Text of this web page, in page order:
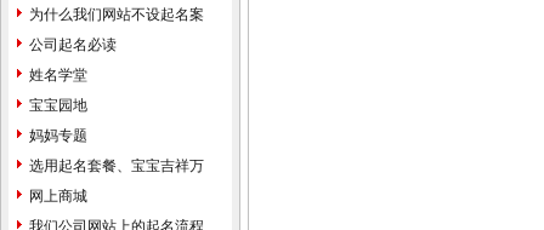
霸州市三河市冀州市深州市高
碑店市山西省太原市古交市大
同市阳泉市长治市潞城市晋城
市高平市朔州市晋中市介休市
运城市河津市永济市忻州市原
平市临汾市侯马市霍州市吕梁
市孝义市汾阳市内蒙古自治区
为什么我们网站不设起名案
例...
公司起名必读
姓名学堂
宝宝园地
妈妈专题
选用起名套餐、宝宝吉祥万
千...
网上商城
我们公司网站上的起名流程